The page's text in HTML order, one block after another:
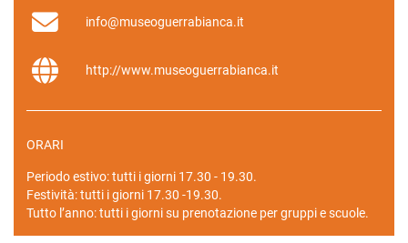
info@museoguerrabianca.it
http://www.museoguerrabianca.it
ORARI
Periodo estivo: tutti i giorni 17.30 - 19.30.
Festività: tutti i giorni 17.30 -19.30.
Tutto l’anno: tutti i giorni su prenotazione per gruppi e scuole.